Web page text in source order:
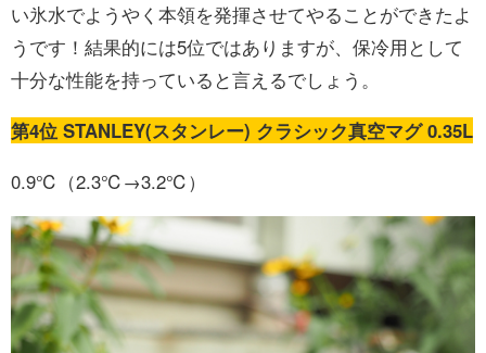
い氷水でようやく本領を発揮させてやることができたよ
うです！結果的には5位ではありますが、保冷用として
十分な性能を持っていると言えるでしょう。
第4位 STANLEY(スタンレー) クラシック真空マグ 0.35L
0.9℃（2.3℃→3.2℃）